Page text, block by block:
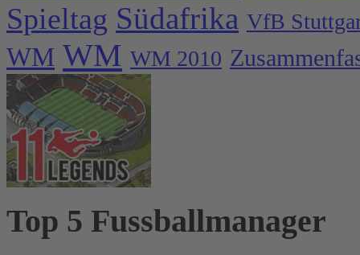
Spieltag Südafrika VfB
WM WM WM 2010
Top 5 Fussballmanager